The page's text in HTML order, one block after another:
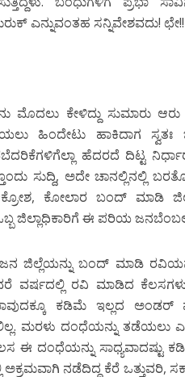
ಎನ್ನುವಂತಹ ಸನ್ನಿವೇಶವದು!
ಮೊದಲು ಕೇಳಿದ್ದು ಸುಮಾರು
ಹಿಂದೇಟು ಹಾಕಿದಾಗ ಸ್ವತಃ
ಹೆದರದೆ ದಿಟ್ಟ
ಸುದ್ದಿ, ಅದೇ ಚಾನಲ್ಲಿನಲ್ಲಿ
ಕೋಲಾರ ಬಂದ್ ಮಾಡಿ
ಒಬ್ಬ ಜಿಲ್ಲಾಧಿಕಾರಿಗೆ ಈ ಪರಿಯ
ಜಿಲ್ಲೆಯನ್ನು ಬಂದ್ ಮಾಡಿ
ವರ್ಷದಲ್ಲಿ ರವಿ ಮಾಡಿದ
ಕಡಿಮೆ ಇಲ್ಲದ
ಮರಳು ದಂಧೆಯನ್ನು ತಡೆಯಲು
ಈ ದಂಧೆಯನ್ನು ಸಾಧ್ಯವಾದಷ್ಟು
ನಡೆದಿದ್ದ ಕೆರೆ ಒತ್ತುವರಿ,